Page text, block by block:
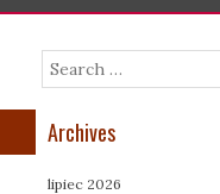
Search
Archives
lipiec 2026